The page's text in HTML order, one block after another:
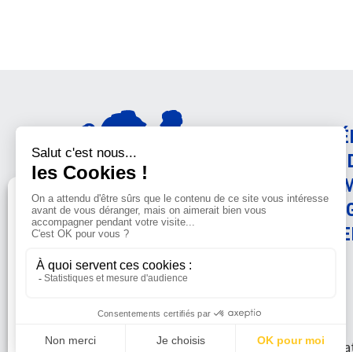
Gérer le consentement
audience et vous adresser des informations sur la LFDA lorsque
vous y consentez. Vous pouvez sélectionner ceux que vous
Accepter Refuser Voir les préférences
© La